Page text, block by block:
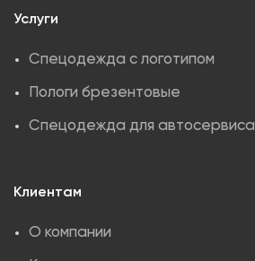
Услуги
Спецодежда с логотипом
Пологи брезентовые
Спецодежда для автосервиса
Клиентам
О компании